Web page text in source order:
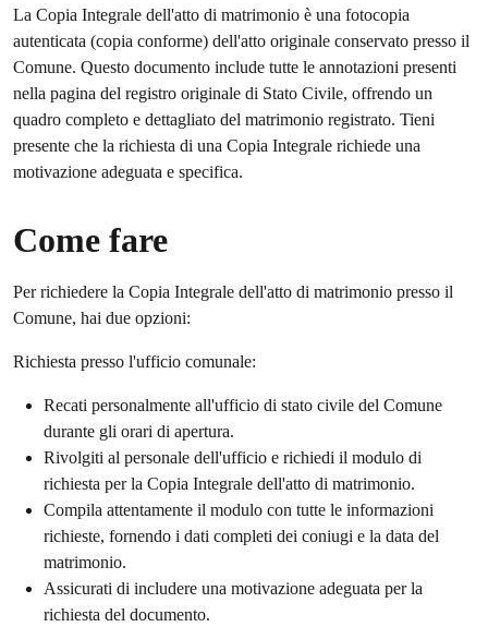
La Copia Integrale dell'atto di matrimonio è una fotocopia
autenticata (copia conforme) dell'atto originale conservato presso il
Comune. Questo documento include tutte le annotazioni presenti
nella pagina del registro originale di Stato Civile, offrendo un
quadro completo e dettagliato del matrimonio registrato. Tieni
presente che la richiesta di una Copia Integrale richiede una
motivazione adeguata e specifica.
Come fare
Per richiedere la Copia Integrale dell'atto di matrimonio presso il
Comune, hai due opzioni:
Richiesta presso l'ufficio comunale:
Recati personalmente all'ufficio di stato civile del Comune
durante gli orari di apertura.
Rivolgiti al personale dell'ufficio e richiedi il modulo di
richiesta per la Copia Integrale dell'atto di matrimonio.
Compila attentamente il modulo con tutte le informazioni
richieste, fornendo i dati completi dei coniugi e la data del
matrimonio.
Assicurati di includere una motivazione adeguata per la
richiesta del documento.